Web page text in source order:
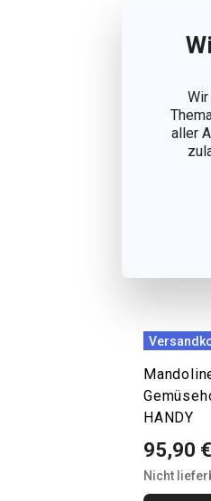
aller
HANDY
95,90 €
Nicht